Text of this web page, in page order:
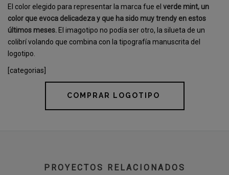
El color elegido para representar la marca fue el verde mint, un
color que evoca delicadeza y que ha sido muy trendy en estos
últimos meses. El imagotipo no podía ser otro, la silueta de un
colibrí volando que combina con la tipografía manuscrita del
logotipo.
[categorias]
COMPRAR LOGOTIPO
PROYECTOS RELACIONADOS